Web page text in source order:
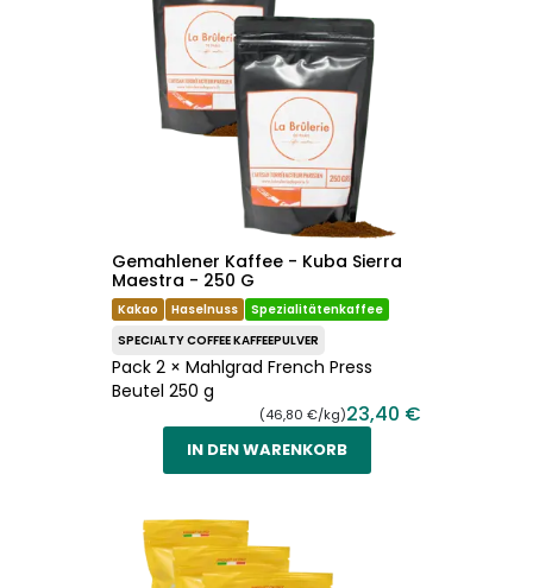
Gemahlener Kaffee - Kuba Sierra
Maestra - 250 G
Kakao Haselnuss
Spezialitätenkaffee
SPECIALTY COFFEE KAFFEEPULVER
Pack 2 × Mahlgrad French Press
Beutel 250 g
(46,80 €/kg)23,40 €
IN DEN WARENKORB